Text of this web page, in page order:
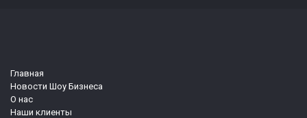
Главная
Новости Шоу Бизнеса
О нас
Наши клиенты